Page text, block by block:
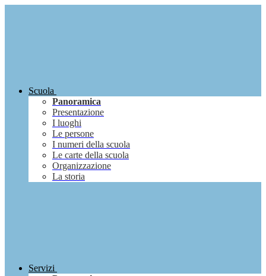
Scuola
Panoramica
Presentazione
I luoghi
Le persone
I numeri della scuola
Le carte della scuola
Organizzazione
La storia
Servizi